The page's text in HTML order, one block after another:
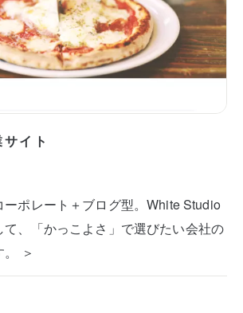
イト
ポレート＋ブログ型。White Studio
、「かっこよさ」で選びたい会社の
＞